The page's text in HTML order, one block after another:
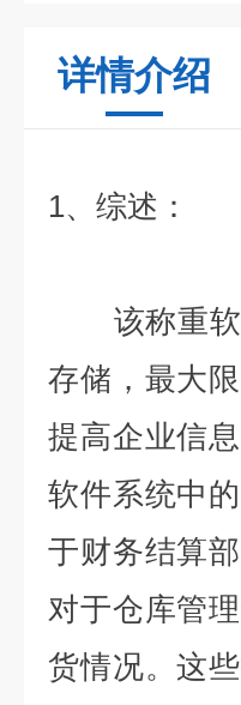
详情介绍
1、综述 ：
该称重软
存储，最大
提高企业信
软件系统中
于财务结算
对于仓库管
货情况。这